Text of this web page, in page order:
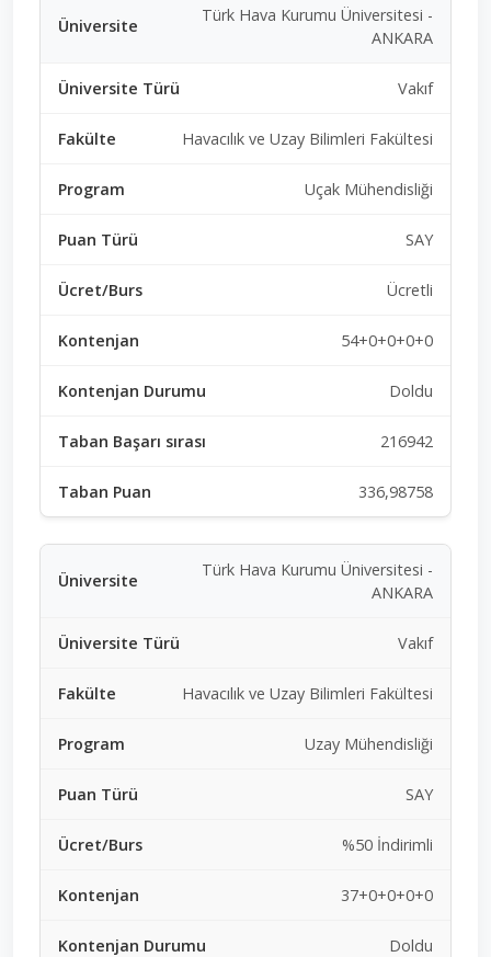
Türk Hava Kurumu Üniversitesi -
ANKARA
Vakıf
Havacılık ve Uzay Bilimleri Fakültesi
Uçak Mühendisliği
SAY
Ücretli
54+0+0+0+0
Doldu
216942
336,98758
Türk Hava Kurumu Üniversitesi -
ANKARA
Vakıf
Havacılık ve Uzay Bilimleri Fakültesi
Uzay Mühendisliği
SAY
%50 İndirimli
37+0+0+0+0
Doldu